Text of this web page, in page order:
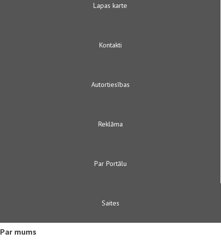
Lapas karte
Kontakti
Autortiesības
Reklāma
Par Portālu
Saites
Par mums